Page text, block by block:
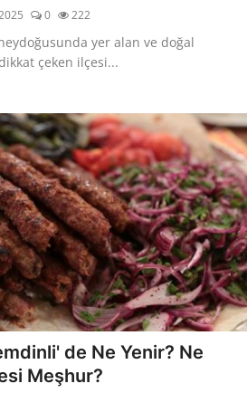
Rehberleri
Yemekleri
Tarihi
Bilgiler
0 222
yer alan ve doğal
çeken ilçesi...
de Ne Yenir? Ne
Meşhur?